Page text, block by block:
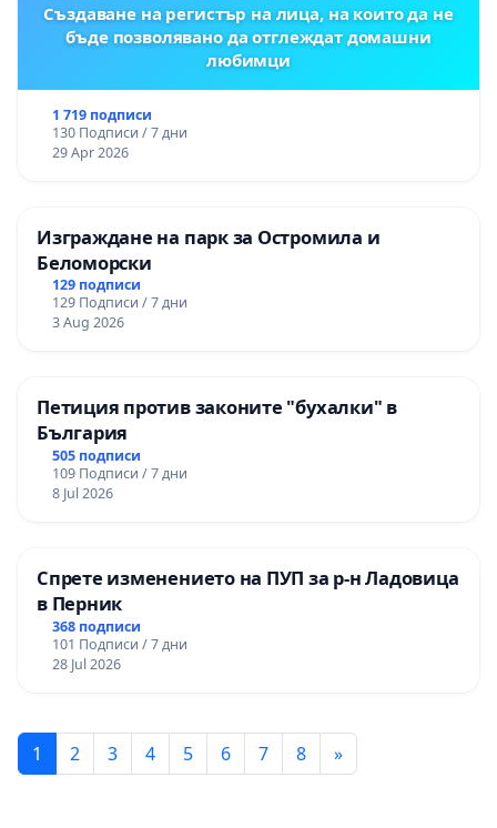
Създаване на регистър на лица, на които да не
бъде позволявано да отглеждат домашни
любимци
1 719 подписи
130 Подписи / 7 дни
29 Apr 2026
Изграждане на парк за Остромила и
Беломорски
129 подписи
129 Подписи / 7 дни
3 Aug 2026
Петиция против законите "бухалки" в
България
505 подписи
109 Подписи / 7 дни
8 Jul 2026
Спрете изменението на ПУП за р-н Ладовица
в Перник
368 подписи
101 Подписи / 7 дни
28 Jul 2026
1 2 3 4 5 6 7 8 »